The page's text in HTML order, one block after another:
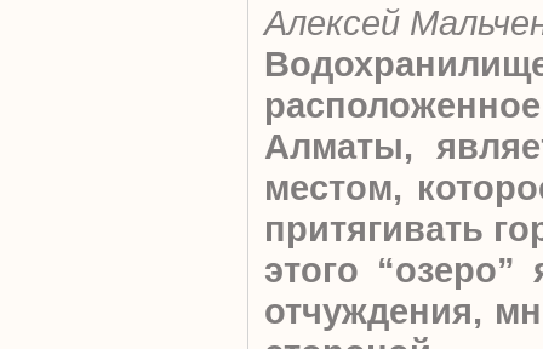
Алексей
Алматы,
местом,
притягивать
этого “озеро”
отчуждения,